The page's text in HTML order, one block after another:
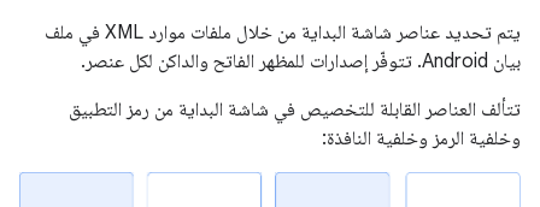
يتم تحديد عناصر شاشة البداية من خلال ملفات موارد XML في ملف
بيان Android. تتوفّر إصدارات للمظهر الفاتح والداكن لكل عنصر.
تتألف العناصر القابلة للتخصيص في شاشة البداية من رمز التطبيق
وخلفية الرمز وخلفية النافذة: